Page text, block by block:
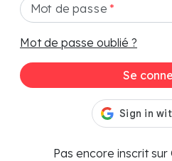
Mot de passe*
Mot de passe oublié ?
Se
Pas encore inscrit